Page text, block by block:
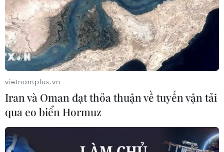
Daft Punk và Lorde đại thắng ở giải
Grammy 2014
vietnamplus.vn
Iran và Oman đạt thỏa thuận về tuyến vận tải
qua eo biển Hormuz